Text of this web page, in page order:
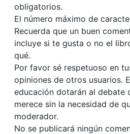
obligatorios.
El número máximo de
Recuerda que un buen
incluye si te gusta o no el
qué.
Por favor sé respetuoso en
opiniones de otros usuarios.
educación dotarán al debate
merece sin la necesidad de
moderador.
No se publicará ningún